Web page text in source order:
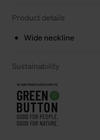
Product details
Wide neckline
Sustainability